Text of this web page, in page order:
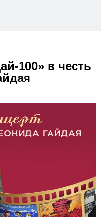
100» в честь